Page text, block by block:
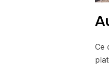
Ce